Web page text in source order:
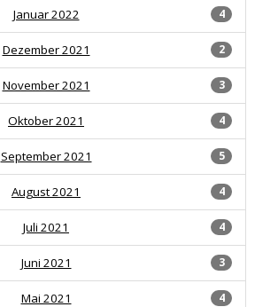
4
Januar 2022
2
Dezember 2021
3
November 2021
4
Oktober 2021
5
September 2021
4
August 2021
4
Juli 2021
3
Juni 2021
4
Mai 2021